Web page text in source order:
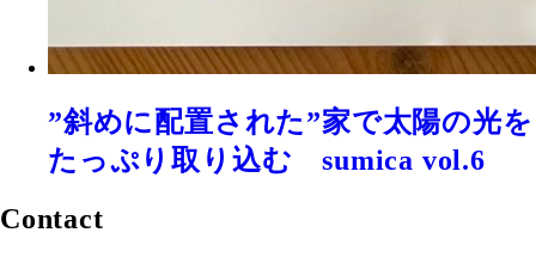
”斜めに配置された”家で太陽の光を
たっぷり取り込む sumica vol.6
Contact